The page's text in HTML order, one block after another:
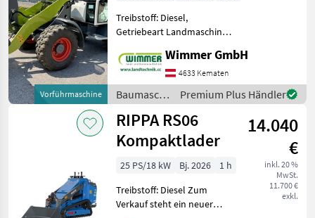
Vorführmaschine
Treibstoff: Diesel,
Getriebeart Landmaschine:
Geräteverriegelung, Kabine,
Klimaanlage, Zusatz-
Hydraulikkreis Der neue
CLAAS TORION 530
Radlader ü
Wimmer GmbH
4633 Kematen
Baumaschinen
/ Claas
Premium Plus Händler
RIPPA RS06
Kompaktlader
14.040
€
inkl. 20 %
MwSt.
11.700 €
exkl.
25 PS/18 kW Bj. 2026
1 h
Treibstoff: Diesel Zum
Verkauf steht ein neuer